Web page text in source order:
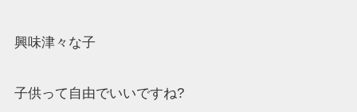
興味津々な子
子供って自由でいいですね?